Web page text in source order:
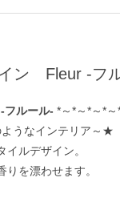
ン Fleur -フ
ルール- *～*～*～*～
うなインテリア～★
ルデザイン。
を漂わせます。